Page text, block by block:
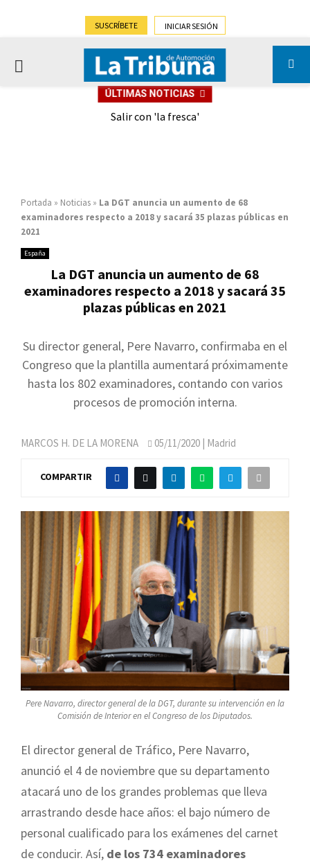
SUSCRÍBETE INICIAR SESIÓN
PRIMARY
ÚLTIMAS NOTICIAS
Salir con 'la fresca'
Portada » Noticias » La DGT anuncia un aumento de 68
examinadores respecto a 2018 y sacará 35 plazas públicas en
2021
España
La DGT anuncia un aumento de 68
examinadores respecto a 2018 y sacará 35
plazas públicas en 2021
Su director general, Pere Navarro, confirmaba en el
Congreso que la plantilla aumentará próximamente
hasta los 802 examinadores, contando con varios
procesos de promoción interna.
MARCOS H. DE LA MORENA 05/11/2020 | Madrid
COMPARTIR
Pere Navarro, director general de la DGT, durante su intervención en la
Comisión de Interior en el Congreso de los Diputados.
El director general de Tráfico, Pere Navarro,
anunció el 4 de noviembre que su departamento
atacará uno de los grandes problemas que lleva
arrastrando desde hace años: el bajo número de
personal cualificado para los exámenes del carnet
de conducir. Así, de los 734 examinadores